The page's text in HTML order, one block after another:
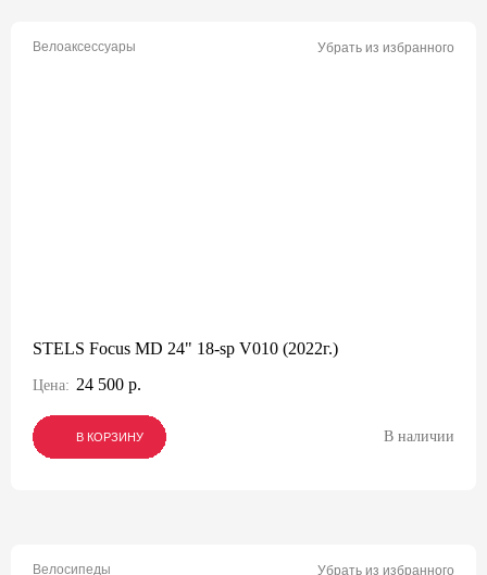
Велоаксессуары Убрать из избранного
STELS Focus MD 24" 18-sp V010 (2022г.)
Цена: 24 500 р.
В КОРЗИНУ
В КОРЗИНУ
В КОРЗИНУ В наличии
Велосипеды Убрать из избранного